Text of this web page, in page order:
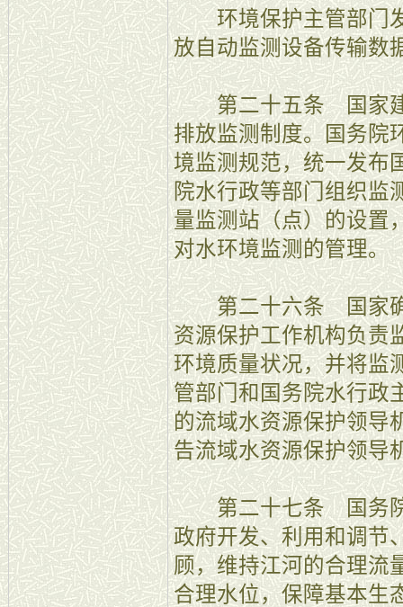
环境保护主管部门发
放自动监测设备传输数
第二十五条 国家建
排放监测制度。国务院
境监测规范，统一发布
院水行政等部门组织监
量监测站（点）的设置
对水环境监测的管理。
第二十六条 国家确
资源保护工作机构负责
环境质量状况，并将监
管部门和国务院水行政
的流域水资源保护领导
告流域水资源保护领导
第二十七条 国务院
政府开发、利用和调节
顾，维持江河的合理流
合理水位，保障基本生